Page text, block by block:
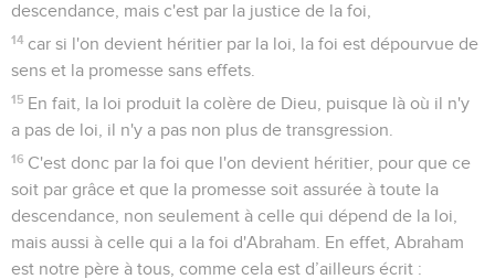
descendance, mais c'est par la justice de la foi,
14 car si l'on devient héritier par la loi, la foi est dépourvue de
sens et la promesse sans effets.
15 En fait, la loi produit la colère de Dieu, puisque là où il n'y
a pas de loi, il n'y a pas non plus de transgression.
16 C'est donc par la foi que l'on devient héritier, pour que ce
soit par grâce et que la promesse soit assurée à toute la
descendance, non seulement à celle qui dépend de la loi,
mais aussi à celle qui a la foi d'Abraham. En effet, Abraham
est notre père à tous, comme cela est d’ailleurs écrit :